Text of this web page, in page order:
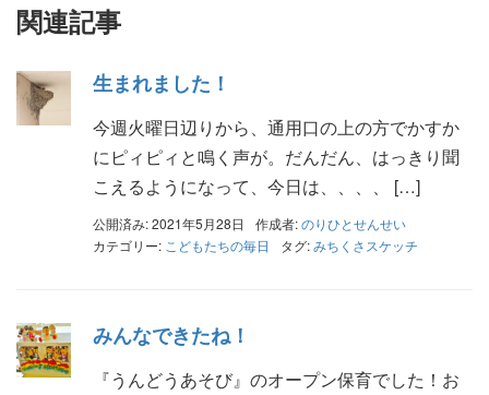
関連記事
生まれました！
今週火曜日辺りから、通用口の上の方でかすか
にピィピィと鳴く声が。だんだん、はっきり聞
こえるようになって、今日は、、、、 […]
公開済み: 2021年5月28日 作成者:のりひとせんせい
カテゴリー: こどもたちの毎日 タグ:みちくさスケッチ
みんなできたね！
『うんどうあそび』のオープン保育でした！お